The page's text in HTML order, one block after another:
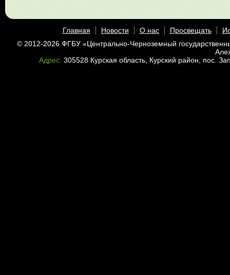
Главная Новости О нас Просвещать
© 2012-2026 ФГБУ «Центрально-Черноземный
Адрес: 305528 Курская область, Курский район, пос.